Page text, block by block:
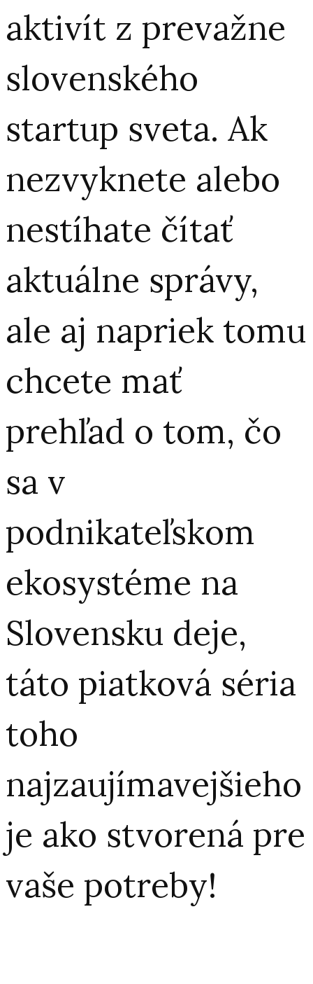
aktivít z prevažne
slovenského
startup sveta. Ak
nezvyknete alebo
nestíhate čítať
aktuálne správy,
ale aj napriek tomu
chcete mať
prehľad o tom, čo
sa v
podnikateľskom
ekosystéme na
Slovensku deje,
táto piatková séria
toho
najzaujímavejšieho
je ako stvorená pre
vaše potreby!